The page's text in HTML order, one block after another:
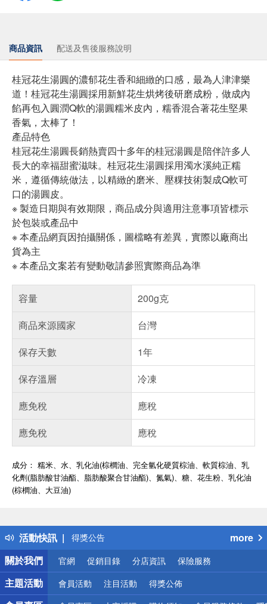
商品資訊 配送及售後服務說明
桂冠花生湯圓的濃郁花生香和細緻的口感，最為人津津樂
道！桂冠花生湯圓採用新鮮花生烘烤後研磨成粉，做成內
餡再包入圓潤Q軟的湯圓糯米皮內，糯香混合著花生堅果
香氣，太棒了！
產品特色
桂冠花生湯圓長銷熱賣四十多年的桂冠湯圓是陪伴許多人
長大的幸福甜蜜滋味。桂冠花生湯圓採用濁水溪純正糯
米，遵循傳統做法，以精緻的磨米、壓粿技術製成Q軟可
口的湯圓皮。
※ 製造日期與有效期限，商品成分與適用注意事項皆標示
於包裝或產品中
※ 本產品網頁因拍攝關係，圖檔略有差異，實際以廠商出
貨為主
※ 本產品文案若有變動敬請參照實際商品為準
容量
200g克
商品來源國家
台灣
保存天數
1年
保存溫層
冷凍
應免稅
應稅
應免稅
應稅
成分： 糯米、水、乳化油(棕櫚油、完全氫化硬質棕油、軟質棕油、乳
化劑(脂肪酸甘油酯、脂肪酸聚合甘油酯)、氮氣)、糖、花生粉、乳化油
(棕櫚油、大豆油)
活動快訊
得獎公告
熱門話題
銀行優惠
偏遠地區配送
詐騙網頁！請小心！
more
關於我們
官網 促銷目錄 分店資訊 保險服務
主題活動 會員活動 注目活動 得獎公佈